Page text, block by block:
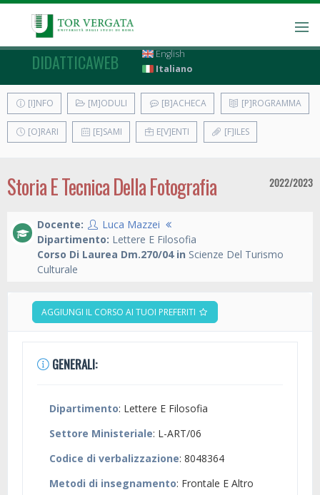
DIDATTICAWEB
English
Italiano
[I]NFO [M]ODULI [B]ACHECA [P]ROGRAMMA
[O]RARI [E]SAMI E[V]ENTI [F]ILES
Storia E Tecnica Della Fotografia 2022/2023
Docente:
Luca Mazzei
Dipartimento: Lettere E Filosofia
Corso Di Laurea Dm.270/04 in Scienze Del Turismo
Culturale
AGGIUNGI IL CORSO AI TUOI PREFERITI
GENERALI:
Dipartimento: Lettere E Filosofia
Settore Ministeriale: L-ART/06
Codice di verbalizzazione: 8048364
Metodi di insegnamento: Frontale E Altro